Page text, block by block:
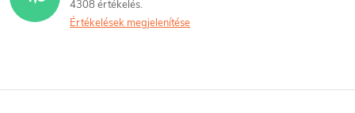
4308 értékelés
Értékelések megjelenítése